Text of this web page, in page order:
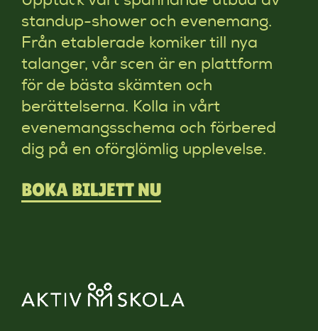
standup-shower och evenemang.
Från etablerade komiker till nya
talanger, vår scen är en plattform
för de bästa skämten och
berättelserna. Kolla in vårt
evenemangsschema och förbered
dig på en oförglömlig upplevelse.
BOKA BILJETT NU